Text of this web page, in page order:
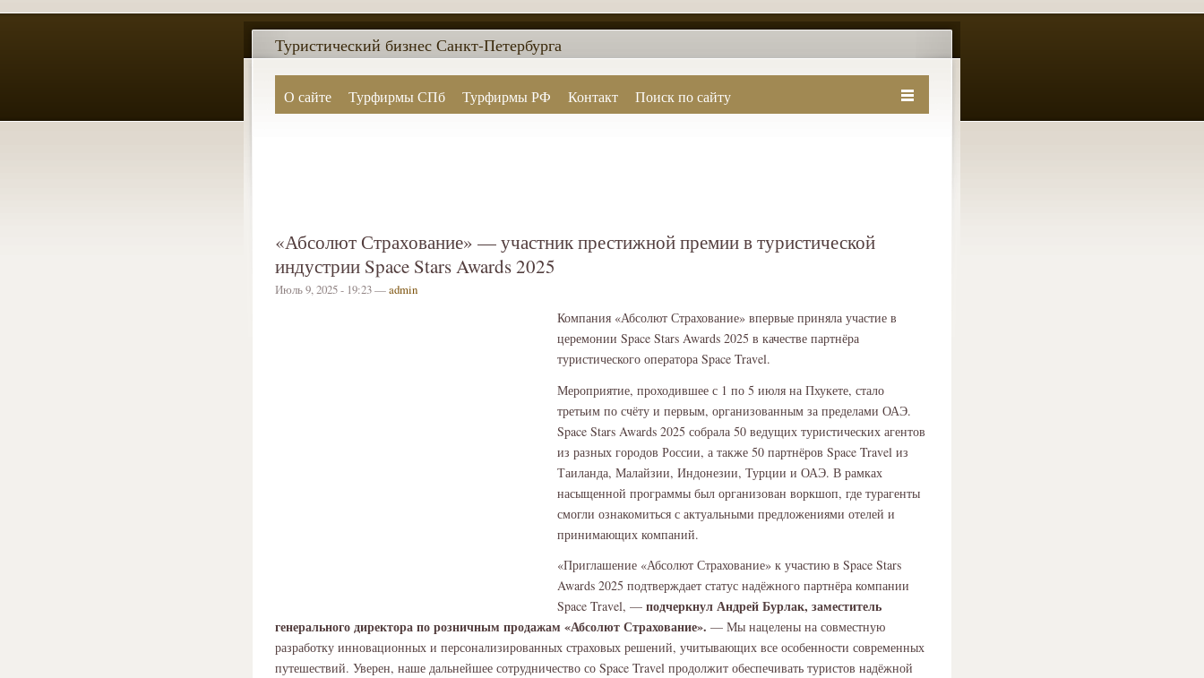
О сайте Турфирмы СПб Турфирмы РФ Контакт Поиск по сайту
Туристический бизнес Санкт-Петербурга
«Абсолют Страхование» — участник престижной премии в туристической
индустрии Space Stars Awards 2025
Июль 9, 2025 - 19:23 —admin
Компания «Абсолют Страхование» впервые приняла участие в
церемонии Space Stars Awards 2025 в качестве партнёра
туристического оператора Space Travel.
Мероприятие, проходившее с 1 по 5 июля на Пхукете, стало
третьим по счёту и первым, организованным за пределами ОАЭ.
Space Stars Awards 2025 собрала 50 ведущих туристических агентов
из разных городов России, а также 50 партнёров Space Travel из
Таиланда, Малайзии, Индонезии, Турции и ОАЭ. В рамках
насыщенной программы был организован воркшоп, где турагенты
смогли ознакомиться с актуальными предложениями отелей и
принимающих компаний.
«Приглашение «Абсолют Страхование» к участию в Space Stars
Awards 2025 подтверждает статус надёжного партнёра компании
Space Travel, — подчеркнул Андрей Бурлак, заместитель
генерального директора по розничным продажам «Абсолют Страхование». — Мы нацелены на совместную
разработку инновационных и персонализированных страховых решений, учитывающих все особенности современных
путешествий. Уверен, наше дальнейшее сотрудничество со Space Travel продолжит обеспечивать туристов надёжной